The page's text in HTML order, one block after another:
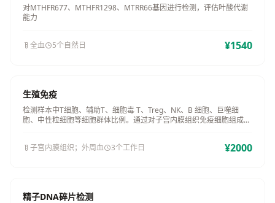
对MTHFR677、MTHFR1298、MTRR66基因进行检测，评估叶酸代谢
能力
全血 5个自然日 ¥1540
生殖免疫
检测样本中T细胞、辅助T、细胞毒 T、Treg、NK、B 细胞、巨噬细
胞、中性粒细胞等细胞群体比例。通过对子宫内膜组织免疫细胞组成的
子宫内膜组织；外周血
3个工作日 ¥2000
精子DNA碎片检测